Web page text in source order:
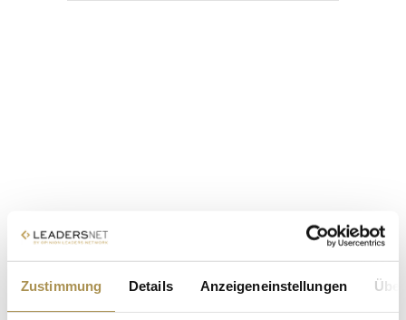
Zustimmung Details Anzeigeneinstellungen